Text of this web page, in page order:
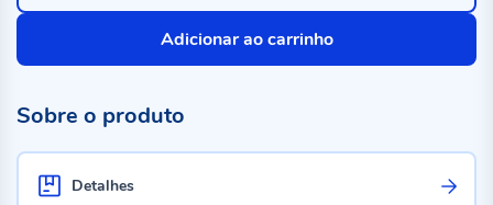
Adicionar ao carrinho
Sobre o produto
Detalhes